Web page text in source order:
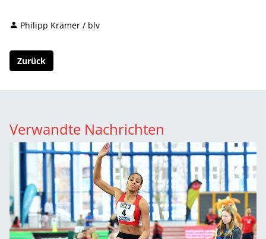
Philipp Krämer / blv
Zurück
Verwandte Nachrichten